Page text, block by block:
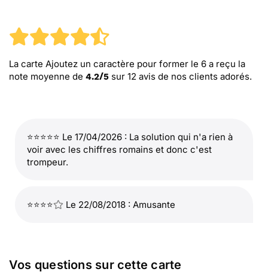
La carte Ajoutez un caractère pour former le 6 a reçu la
note moyenne de 4.2/5 sur 12 avis de nos clients adorés.
⭐⭐⭐⭐⭐ Le 17/04/2026 : La solution qui n'a rien à
voir avec les chiffres romains et donc c'est
trompeur.
⭐⭐⭐⭐ Le 22/08/2018 : Amusante
Vos questions sur cette carte